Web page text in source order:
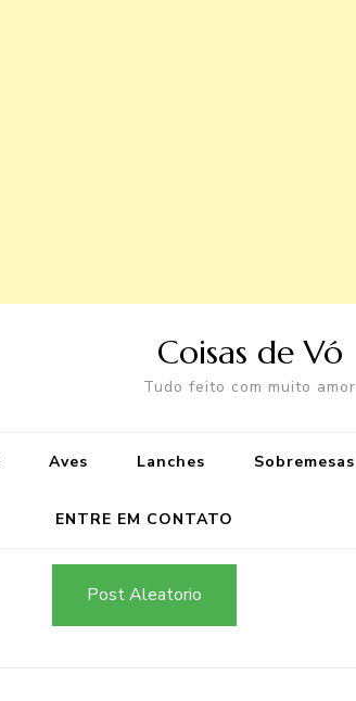
Coisas de Vó
Tudo feito com muito amor
Aves Lanches Sobremesas
ENTRE EM CONTATO
Post Aleatorio